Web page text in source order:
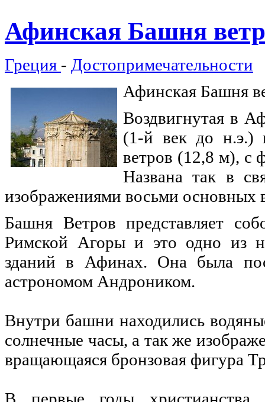
Афинская Башня
Греция - Достопримечательности
Афинская Башня
Воздвигнутая в
(1-й век до н.э.)
ветров (12,8 м), с
Названа так в
изображениями восьми основных
Башня Ветров представляет
Римской Агоры и это одно из
зданий в Афинах. Она была
астрономом Андроником.
Внутри башни находились
солнечные часы, а так же
вращающаяся бронзовая фигура